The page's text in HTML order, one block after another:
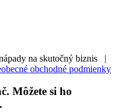
na skutočný biznis |
obchodné podmienky
Môžete si ho